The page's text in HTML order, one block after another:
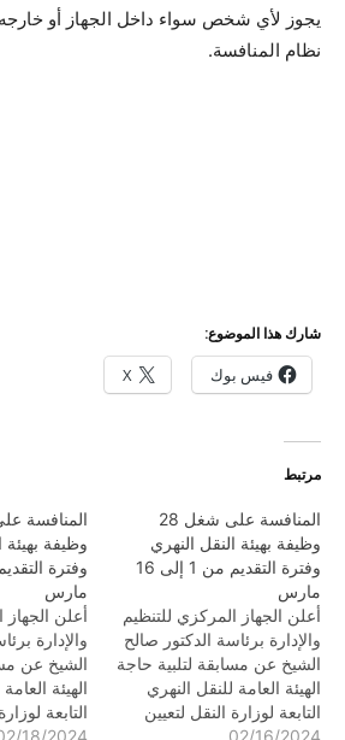
يجوز لأي شخص سواء داخل الجهاز أو
نظام المنافسة.
شارك هذا الموضوع:
فيس بوك X
مرتبط
المنافسة على شغل 28
وظيفة بهيئة النقل النهري
وفترة التقديم من 1 إلى 16
مارس
أعلن الجهاز المركزي للتنظيم
والإدارة برئاسة الدكتور صالح
الشيخ عن مسابقة لتلبية حاجة
الهيئة العامة للنقل النهري
التابعة لوزارة النقل لتعيين
(24) في منصب ثالث بناء
02/16/2024
وظيفة بهيئة
مارس
أعلن الجهاز
والإدارة
الشيخ عن
الهيئة
التابعة
(24) في
18/2024